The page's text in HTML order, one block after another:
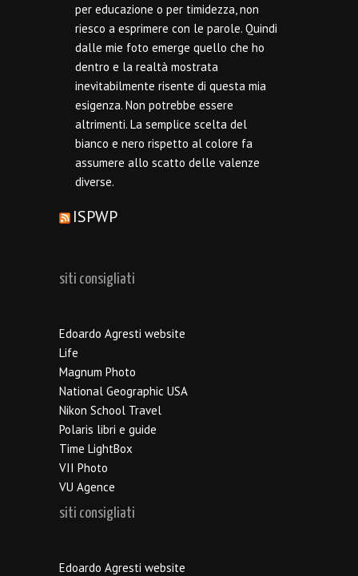
per educazione o per timidezza, non
riesco a esprimere con le parole. Quindi
dalle mie foto emerge quello che ho
dentro e la realtà mostrata
inevitabilmente risente di questa mia
esigenza. Non potrebbe essere
altrimenti. La semplice scelta del
bianco e nero rispetto al colore fa
assumere allo scatto delle valenze
diverse.
ISPWP
siti consigliati
Edoardo Agresti website
Life
Magnum Photo
National Geographic USA
Nikon School Travel
Polaris libri e guide
Time LightBox
VII Photo
VU Agence
siti consigliati
Edoardo Agresti website